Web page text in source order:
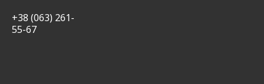
+38 (063) 261-
55-67